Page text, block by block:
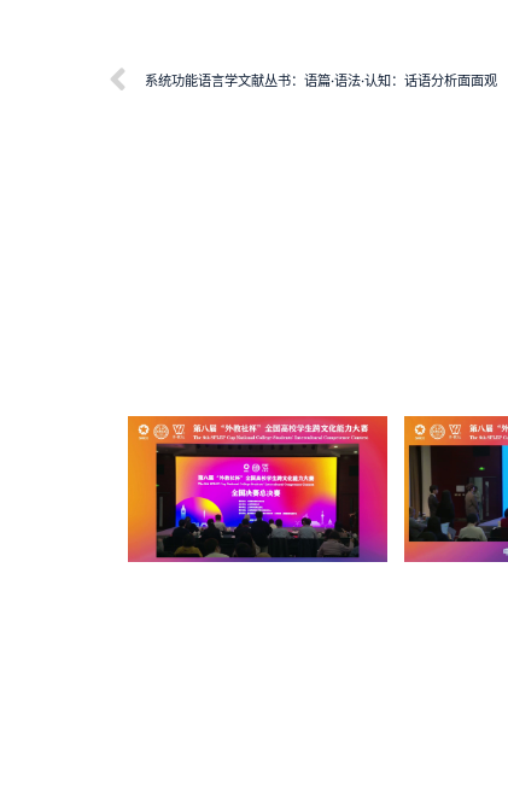
系统功能语言学文献丛书：语篇·语法·认知：话语分析面面观